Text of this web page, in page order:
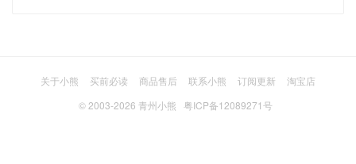
关于小熊 买前必读 商品售后 联系小熊 订阅更新
淘宝店
© 2003-2026 青州小熊 粤ICP备12089271号